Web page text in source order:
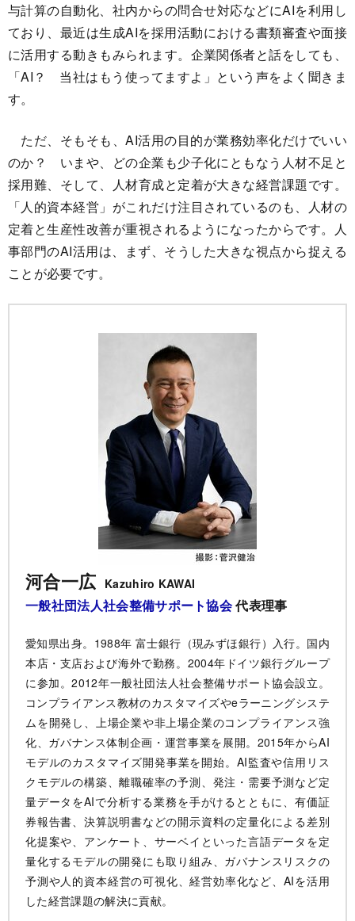
与計算の自動化、社内からの問合せ対応などにAIを利用し
ており、最近は生成AIを採用活動における書類審査や面接
に活用する動きもみられます。企業関係者と話をしても、
「AI？ 当社はもう使ってますよ」という声をよく聞きま
す。
ただ、そもそも、AI活用の目的が業務効率化だけでいい
のか？ いまや、どの企業も少子化にともなう人材不足と
採用難、そして、人材育成と定着が大きな経営課題です。
「人的資本経営」がこれだけ注目されているのも、人材の
定着と生産性改善が重視されるようになったからです。人
事部門のAI活用は、まず、そうした大きな視点から捉える
ことが必要です。
河合一広 Kazuhiro KAWAI
一般社団法人社会整備サポート協会代表理事
愛知県出身。1988年 富士銀行（現みずほ銀行）入行。国内
本店・支店および海外で勤務。2004年ドイツ銀行グループ
に参加。2012年一般社団法人社会整備サポート協会設立。
コンプライアンス教材のカスタマイズやeラーニングシステ
ムを開発し、上場企業や非上場企業のコンプライアンス強
化、ガバナンス体制企画・運営事業を展開。2015年からAI
モデルのカスタマイズ開発事業を開始。AI監査や信用リス
クモデルの構築、離職確率の予測、発注・需要予測など定
量データをAIで分析する業務を手がけるとともに、有価証
券報告書、決算説明書などの開示資料の定量化による差別
化提案や、アンケート、サーベイといった言語データを定
量化するモデルの開発にも取り組み、ガバナンスリスクの
予測や人的資本経営の可視化、経営効率化など、AIを活用
した経営課題の解決に貢献。